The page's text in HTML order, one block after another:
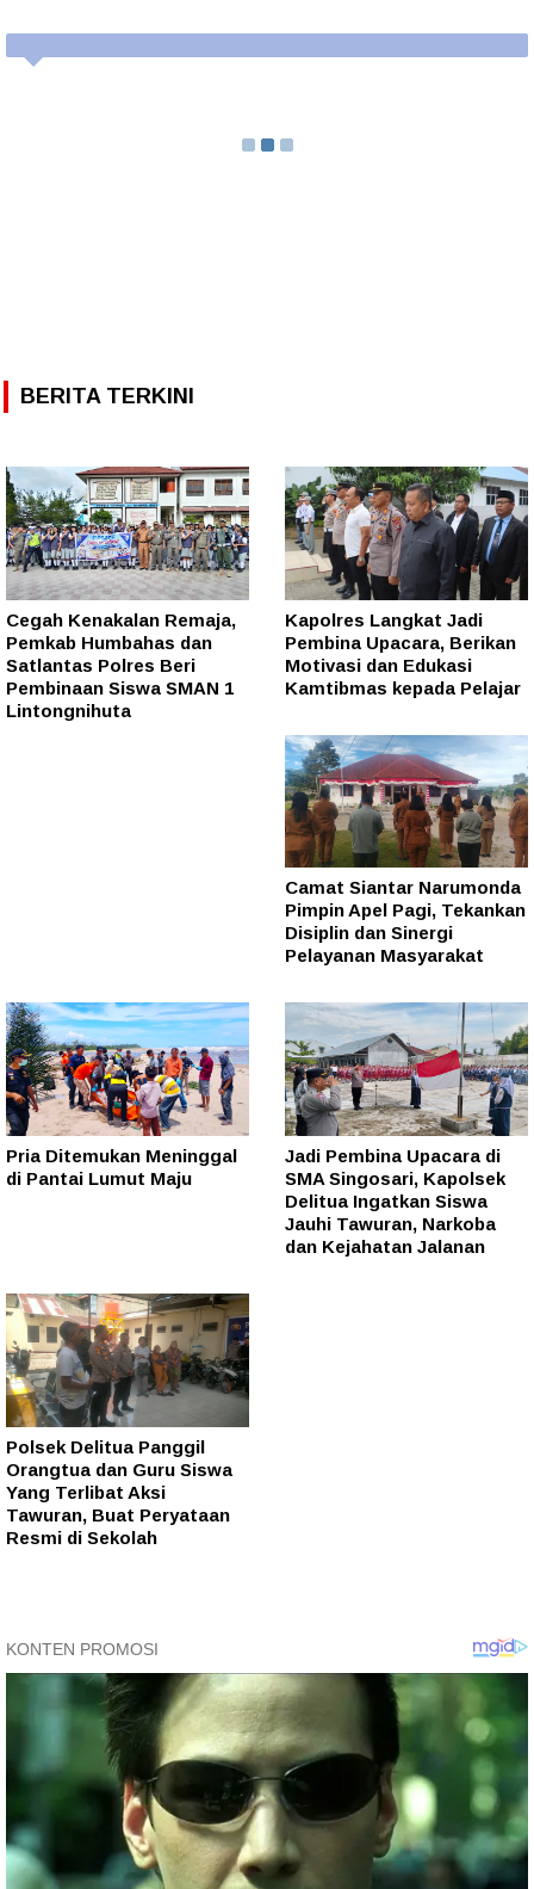
BERITA TERKINI
Cegah Kenakalan Remaja,
Pemkab Humbahas dan
Satlantas Polres Beri
Pembinaan Siswa SMAN 1
Lintongnihuta
Kapolres Langkat Jadi
Pembina Upacara, Berikan
Motivasi dan Edukasi
Kamtibmas kepada Pelajar
Camat Siantar Narumonda
Pimpin Apel Pagi, Tekankan
Disiplin dan Sinergi
Pelayanan Masyarakat
Pria Ditemukan Meninggal
di Pantai Lumut Maju
Jadi Pembina Upacara di
SMA Singosari, Kapolsek
Delitua Ingatkan Siswa
Jauhi Tawuran, Narkoba
dan Kejahatan Jalanan
Polsek Delitua Panggil
Orangtua dan Guru Siswa
Yang Terlibat Aksi
Tawuran, Buat Peryataan
Resmi di Sekolah